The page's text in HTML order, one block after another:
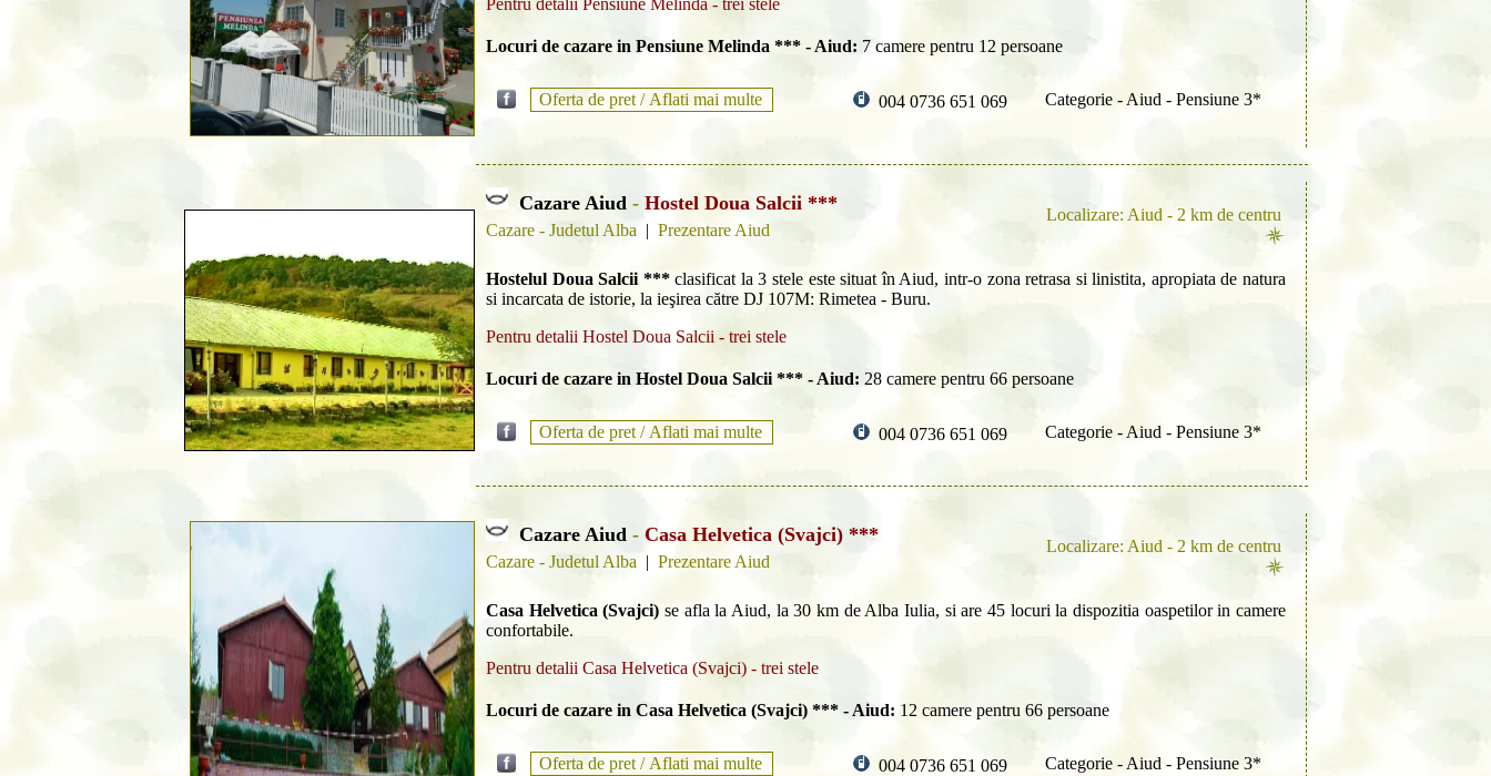
Pentru detalii Pensiune Melinda - trei stele
Locuri de cazare in Pensiune Melinda *** - Aiud: 7 camere pentru 12 persoane
Oferta de pret / Aflati mai multe 004 0736 651 069 Categorie - Aiud - Pensiune 3*
Cazare Aiud - Hostel Doua Salcii ***
Cazare - Judetul Alba | Prezentare Aiud
Localizare: Aiud - 2 km de centru
Hostelul Doua Salcii ***clasificat la 3 stele este situat în Aiud, intr-o zona retrasa si linistita, apropiata de natura
si incarcata de istorie, la ieşirea către DJ 107M: Rimetea - Buru.
Pentru detalii Hostel Doua Salcii - trei stele
Locuri de cazare in Hostel Doua Salcii *** - Aiud: 28 camere pentru 66 persoane
Oferta de pret / Aflati mai multe 004 0736 651 069 Categorie - Aiud - Pensiune 3*
Cazare Aiud - Casa Helvetica (Svajci) ***
Cazare - Judetul Alba | Prezentare Aiud
Localizare: Aiud - 2 km de centru
Casa Helvetica (Svajci) se afla la Aiud, la 30 km de Alba Iulia, si are 45 locuri la dispozitia oaspetilor in camere
confortabile.
Pentru detalii Casa Helvetica (Svajci) - trei stele
Locuri de cazare in Casa Helvetica (Svajci) *** - Aiud: 12 camere pentru 66 persoane
Oferta de pret / Aflati mai multe 004 0736 651 069 Categorie - Aiud - Pensiune 3*